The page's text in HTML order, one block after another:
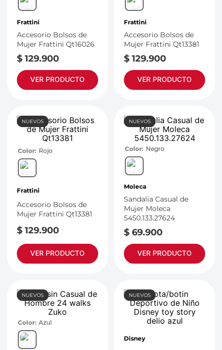
Frattini
Accesorio Bolsos de
Mujer Frattini Qt16026
$ 129.900
VER PRODUCTO
Frattini
Accesorio Bolsos de
Mujer Frattini Qt13381
$ 129.900
VER PRODUCTO
NUEVOS
Color Rojo
Frattini
Accesorio Bolsos de
Mujer Frattini Qt13381
$ 129.900
VER PRODUCTO
NUEVOS
Color Negro
Moleca
Sandalia Casual de
Mujer Moleca
5450.133.27624
$ 69.900
VER PRODUCTO
NUEVOS
Color Azul
NUEVOS
Disney